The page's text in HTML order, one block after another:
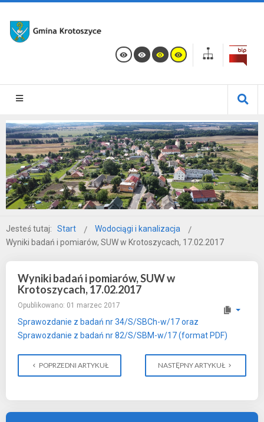
Jesteś tutaj: Start
Wodociągi i kanalizacja
Wyniki badań i pomiarów, SUW w Krotoszycach, 17.02.2017
Wyniki badań i pomiarów, SUW w
Krotoszycach, 17.02.2017
Opublikowano: 01 marzec 2017
Sprawozdanie z badań nr 34/S/SBCh-w/17 oraz
Sprawozdanie z badań nr 82/S/SBM-w/17 (format PDF)
POPRZEDNI ARTYKUŁ NASTĘPNY ARTYKUŁ